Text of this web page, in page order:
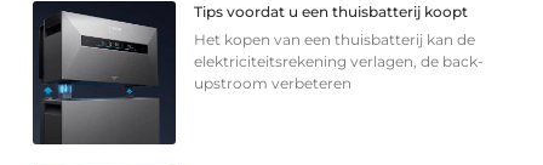
Tips voordat u een thuisbatterij koopt
Het kopen van een thuisbatterij kan de
elektriciteitsrekening verlagen, de back-
upstroom verbeteren